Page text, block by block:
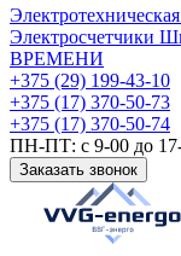
Электросчетчики
ВРЕМЕНИ
+375 (29) 199-43-10
+375 (17) 370-50-73
+375 (17) 370-50-74
ПН-ПТ: с 9-00 до
Заказать звонок